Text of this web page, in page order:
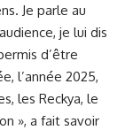
Je parle au
je lui dis
d’être
l’année 2025,
les Reckya, le
», a fait savoir